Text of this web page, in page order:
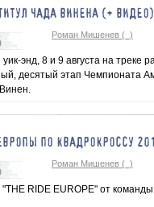
ЧАДА ВИНЕНА (+ ВИДЕО)
Роман Мишенев (_)
энд, 8 и 9 августа на треке
десятый этап Чемпионата
ПО КВАДРОКРОССУ
Роман Мишенев (_)
"THE RIDE EUROPE" от